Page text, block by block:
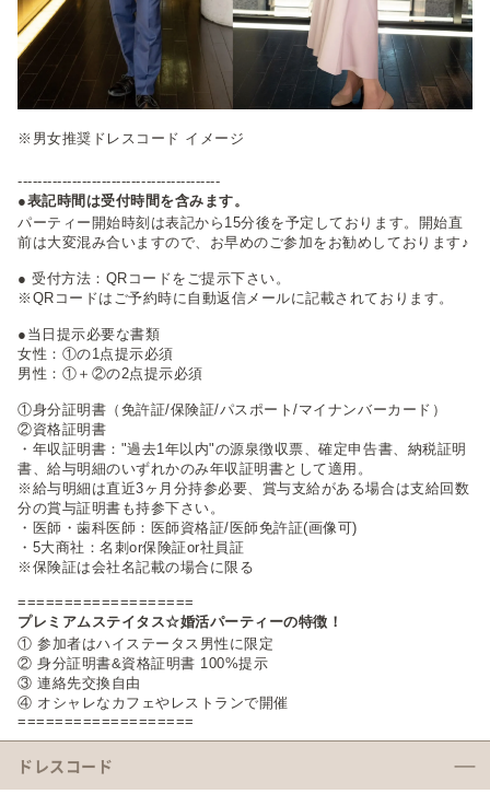
※男女推奨ドレスコード イメージ
-----------------------------------------
●表記時間は受付時間を含みます。
パーティー開始時刻は表記から15分後を予定しております。開始直
前は大変混み合いますので、お早めのご参加をお勧めしております♪
● 受付方法：QRコードをご提示下さい。
※QRコードはご予約時に自動返信メールに記載されております。
●当日提示必要な書類
女性：①の1点提示必須
男性：①＋②の2点提示必須
①身分証明書（免許証/保険証/パスポート/マイナンバーカード）
②資格証明書
・年収証明書："過去1年以内"の源泉徴収票、確定申告書、納税証明
書、給与明細のいずれかのみ年収証明書として適用。
※給与明細は直近3ヶ月分持参必要、賞与支給がある場合は支給回数
分の賞与証明書も持参下さい。
・医師・歯科医師：医師資格証/医師免許証(画像可)
・5大商社：名刺or保険証or社員証
※保険証は会社名記載の場合に限る
===================
プレミアムステイタス☆婚活パーティーの特徴！
① 参加者はハイステータス男性に限定
② 身分証明書&資格証明書 100%提示
③ 連絡先交換自由
④ オシャレなカフェやレストランで開催
===================
ドレスコード